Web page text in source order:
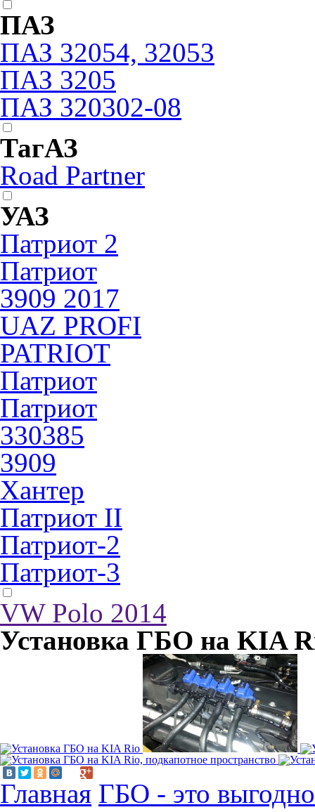
ПАЗ
ПАЗ 32054, 32053
ПАЗ 3205
ПАЗ 320302-08
ТагАЗ
Road Partner
УАЗ
Патриот 2
Патриот
3909 2017
UAZ PROFI
PATRIOT
Патриот
Патриот
330385
3909
Хантер
Патриот II
Патриот-2
Патриот-3
VW Polo 2014
Установка ГБО на KIA
Главная ГБО - это